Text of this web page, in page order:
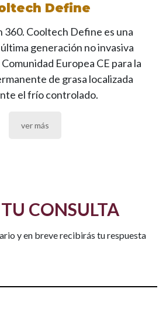
Define
360. Cooltech Define es una
generación no invasiva
Europea CE para la
de grasa localizada
el frío controlado.
ver más
CONSULTA
y en breve recibirás tu respuesta